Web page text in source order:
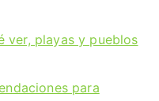
ver, playas y pueblos
para